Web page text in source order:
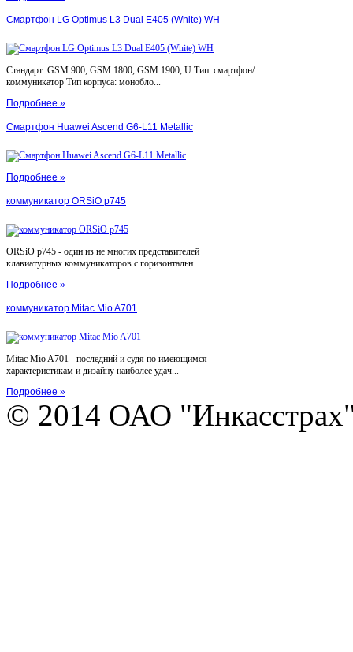
Смартфон LG Optimus L3 Dual E405 (White) WH
Стандарт: GSM 900, GSM 1800, GSM 1900, U Тип: смартфон/
коммуникатор Тип корпуса: монобло...
Подробнее »
Смартфон Huawei Ascend G6-L11 Metallic
Подробнее »
коммуникатор ORSiO p745
ORSiO p745 - один из не многих представителей
клавиатурных коммуникаторов с горизонтальн...
Подробнее »
коммуникатор Mitac Mio A701
Mitac Mio A701 - последний и судя по имеющимся
характеристикам и дизайну наиболее удач...
Подробнее »
© 2014 ОАО